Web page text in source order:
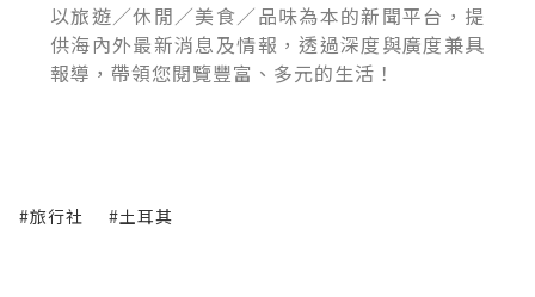
以旅遊／休閒／美食／品味為本的新聞平台，提
供海內外最新消息及情報，透過深度與廣度兼具
報導，帶領您閱覽豐富、多元的生活！
#旅行社 #土耳其